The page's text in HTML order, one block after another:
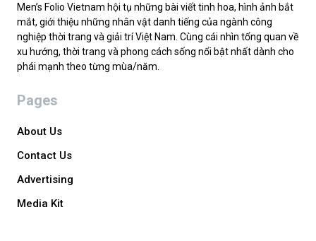
Men’s Folio Vietnam hội tụ những bài viết tinh hoa, hình ảnh bắt
mắt, giới thiệu những nhân vật danh tiếng của ngành công
nghiệp thời trang và giải trí Việt Nam. Cùng cái nhìn tổng quan về
xu hướng, thời trang và phong cách sống nổi bật nhất dành cho
phái mạnh theo từng mùa/năm.
Pages
About Us
Contact Us
Advertising
Media Kit